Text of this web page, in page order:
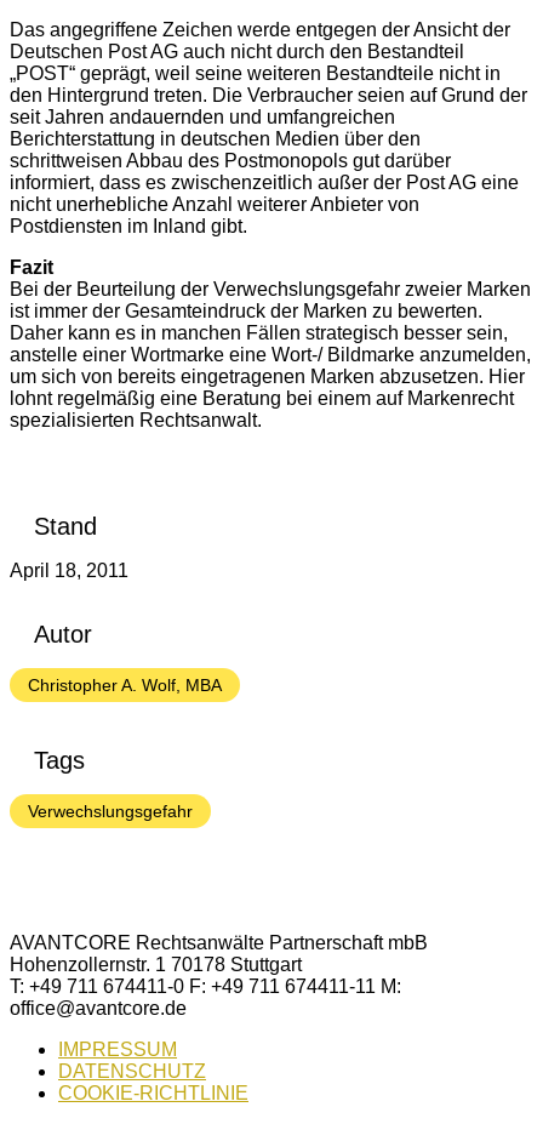
Das angegriffene Zeichen werde entgegen der Ansicht der
Deutschen Post AG auch nicht durch den Bestandteil
„POST“ geprägt, weil seine weiteren Bestandteile nicht in
den Hintergrund treten. Die Verbraucher seien auf Grund der
seit Jahren andauernden und umfangreichen
Berichterstattung in deutschen Medien über den
schrittweisen Abbau des Postmonopols gut darüber
informiert, dass es zwischenzeitlich außer der Post AG eine
nicht unerhebliche Anzahl weiterer Anbieter von
Postdiensten im Inland gibt.
Fazit
Bei der Beurteilung der Verwechslungsgefahr zweier Marken
ist immer der Gesamteindruck der Marken zu bewerten.
Daher kann es in manchen Fällen strategisch besser sein,
anstelle einer Wortmarke eine Wort-/ Bildmarke anzumelden,
um sich von bereits eingetragenen Marken abzusetzen. Hier
lohnt regelmäßig eine Beratung bei einem auf Markenrecht
spezialisierten Rechtsanwalt.
Stand
April 18, 2011
Autor
Christopher A. Wolf, MBA
Tags
Verwechslungsgefahr
AVANTCORE Rechtsanwälte Partnerschaft mbB
Hohenzollernstr. 1 70178 Stuttgart
T: +49 711 674411-0 F: +49 711 674411-11 M:
office@avantcore.de
IMPRESSUM
DATENSCHUTZ
COOKIE-RICHTLINIE